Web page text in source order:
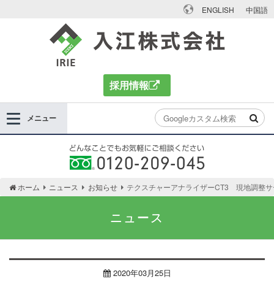
入江株式会社
採用情報
209-045
ENGLISH 中国語
メニュー
ホーム ニュース お知らせ テクスチャーアナライザーCT3 現地調整
ニュース
2020年03月25日